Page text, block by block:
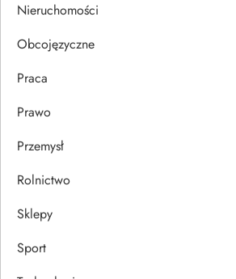
u
Nieruchomości
Obcojęzyczne
Praca
Prawo
Przemysł
Rolnictwo
Sklepy
Sport